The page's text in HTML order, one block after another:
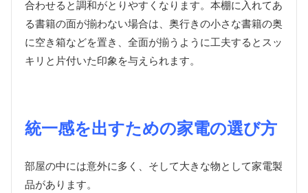
合わせると調和がとりやすくなります。本棚に入れてあ
る書籍の面が揃わない場合は、奥行きの小さな書籍の奥
に空き箱などを置き、全面が揃うように工夫するとスッ
キリと片付いた印象を与えられます。
統一感を出すための家電の選び方
部屋の中には意外に多く、そして大きな物として家電製
品があります。